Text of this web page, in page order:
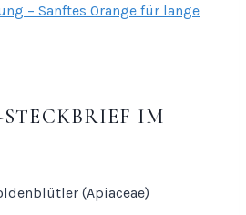
– Sanftes Orange für lange
IM
(Apiaceae)